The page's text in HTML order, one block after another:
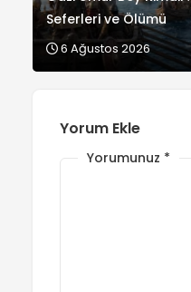
Seferleri ve Ölümü
6 Ağustos 2026
Yorum Ekle
Yorumunuz *